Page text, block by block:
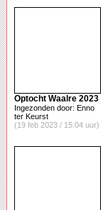
Optocht Waalre 2023
Ingezonden door: Enno
ter Keurst
(19 feb 2023 / 15:04 uur)